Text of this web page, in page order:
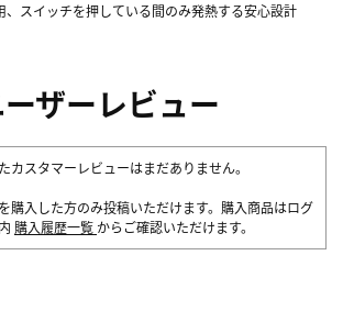
スイッチを押している間のみ発熱する安心設計
ザーレビュー
カスタマーレビューはまだありません。
購入した方のみ投稿いただけます。購入商品はログ
購入履歴一覧 からご確認いただけます。